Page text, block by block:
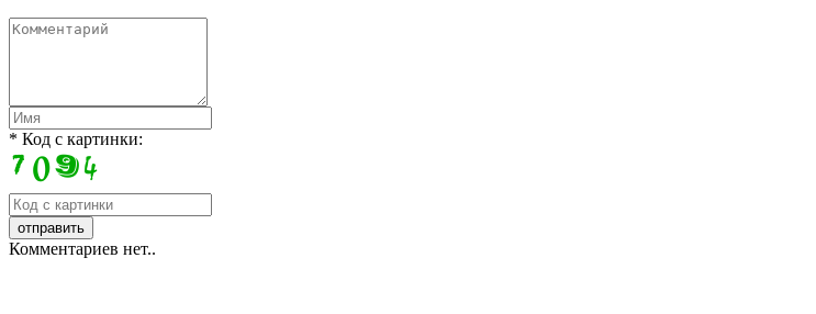
* Код с картинки:
Комментариев нет..